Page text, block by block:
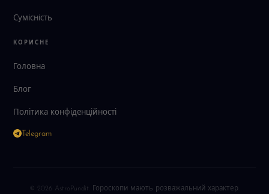
Сумісність
КОРИСНЕ
Головна
Блог
Політика конфіденційності
Telegram
© 2026 AstroPundit. Гороскопи мають розважальний характер.